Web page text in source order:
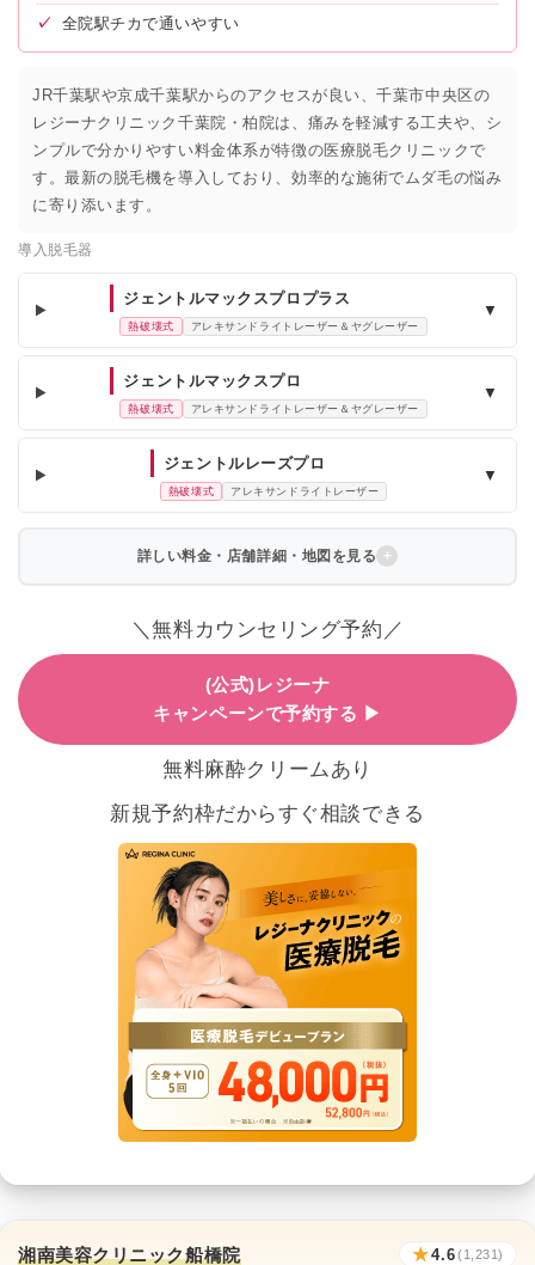
✓ 全院駅チカで通いやすい
JR千葉駅や京成千葉駅からのアクセスが良い、千葉市中央区の
レジーナクリニック千葉院・柏院は、痛みを軽減する工夫や、シ
ンプルで分かりやすい料金体系が特徴の医療脱毛クリニックで
す。最新の脱毛機を導入しており、効率的な施術でムダ毛の悩み
に寄り添います。
導入脱毛器
ジェントルマックスプロプラス
熱破壊式 アレキサンドライトレーザー＆ヤグレーザー
▼
ジェントルマックスプロ
熱破壊式 アレキサンドライトレーザー＆ヤグレーザー
▼
ジェントルレーズプロ
熱破壊式 アレキサンドライトレーザー
▼
詳しい料金・店舗詳細・地図を見る
＼無料カウンセリング予約／
(公式)レジーナ
キャンペーンで予約する ▶
無料麻酔クリームあり
新規予約枠だからすぐ相談できる
湘南美容クリニック船橋院 ★4.6(1,231)